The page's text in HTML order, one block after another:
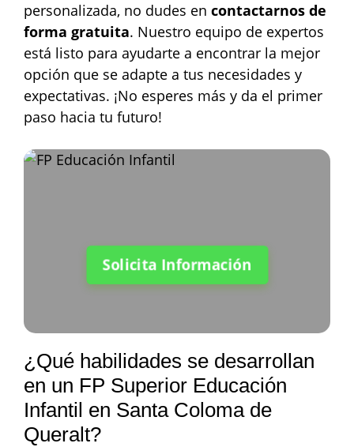
personalizada, no dudes en contactarnos de
forma gratuita. Nuestro equipo de expertos
está listo para ayudarte a encontrar la mejor
opción que se adapte a tus necesidades y
expectativas. ¡No esperes más y da el primer
paso hacia tu futuro!
Solicita Información
¿Qué habilidades se desarrollan
en un FP Superior Educación
Infantil en Santa Coloma de
Queralt?